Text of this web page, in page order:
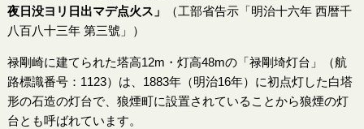
夜日没ヨリ日出マデ点火ス」
（工部省告示「明治十六年 西暦千
八百八十三年 第三號」）
禄剛崎に建てられた塔高12m・灯高48mの「禄剛埼灯台」（航
路標識番号：1123）は、1883年（明治16年）に初点灯した白塔
形の石造の灯台で、狼煙町に設置されていることから狼煙の灯
台とも呼ばれています。